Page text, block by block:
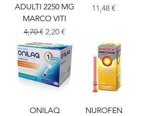
ADULTI 2250 MG
MARCO VITI
Prezzo regolare
4,70 € Prezzo scontato
2,20 €
Prezzo
11,48 €
ONILAQ
NUROFEN